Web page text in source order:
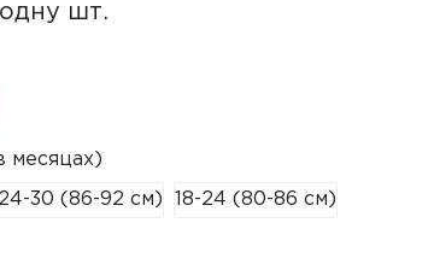
шт.
месяцах)
24-30 (86-92 см) 18-24 (80-86 см)